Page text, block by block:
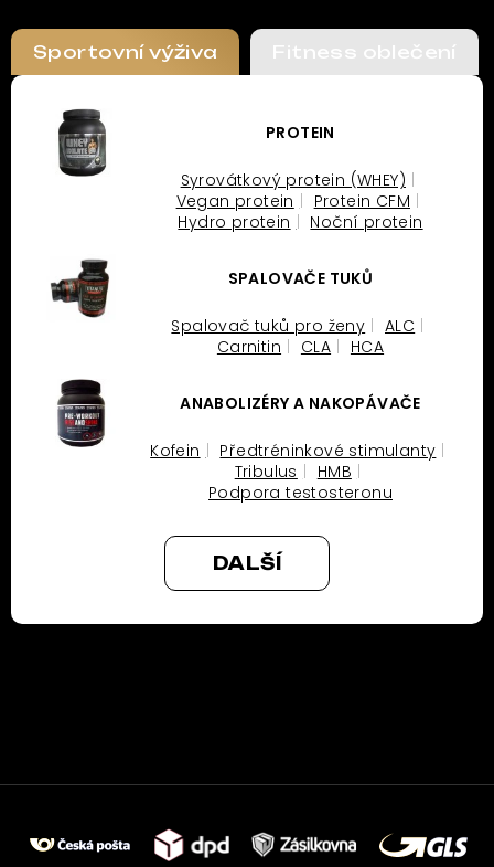
Sportovní výživa Fitness oblečení
PROTEIN
Syrovátkový protein (WHEY)
Vegan protein
Protein CFM
Hydro protein
Noční protein
SPALOVAČE TUKŮ
Spalovač tuků pro ženy
ALC
Carnitin
CLA HCA
ANABOLIZÉRY A NAKOPÁVAČE
Kofein
Předtréninkové stimulanty
Tribulus
HMB
Podpora testosteronu
DALŠÍ